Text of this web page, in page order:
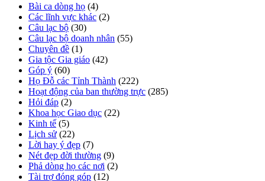
Bài ca dòng họ (4)
Các lĩnh vực khác (2)
Câu lạc bộ (30)
Câu lạc bộ doanh nhân (55)
Chuyên đề (1)
Gia tộc Gia giáo (42)
Góp ý (60)
Họ Đỗ các Tỉnh Thành (222)
Hoạt động của ban thường trực (285)
Hỏi đáp (2)
Khoa học Giao dục (22)
Kinh tế (5)
Lịch sử (22)
Lời hay ý đẹp (7)
Nét đẹp đời thường (9)
Phả dòng họ các nơi (2)
Tài trợ đóng góp (12)